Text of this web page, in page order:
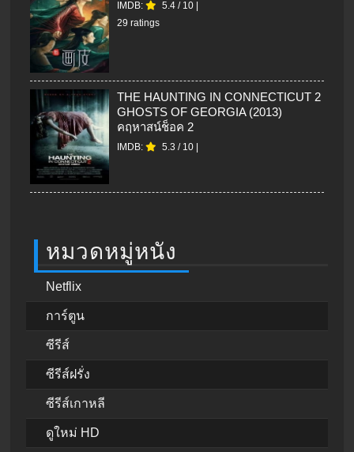
IMDB: 5.4 / 10
29 ratings
THE HAUNTING IN CONNECTICUT 2
GHOSTS OF GEORGIA (2013)
คฤหาสน์ช็อค 2
IMDB: 5.3 / 10
หมวดหมู่หนัง
Netflix
การ์ตูน
ซีรีส์
ซีรีส์ฝรั่ง
ซีรีส์เกาหลี
ดูใหม่ HD